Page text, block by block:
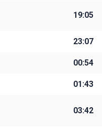
19:05
23:07
00:54
01:43
03:42